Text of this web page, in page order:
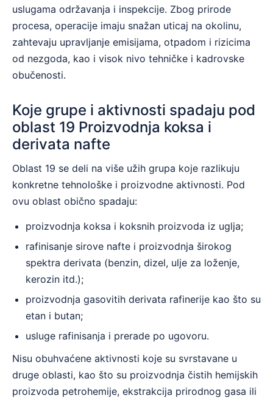
uslugama održavanja i inspekcije. Zbog prirode
procesa, operacije imaju snažan uticaj na okolinu,
zahtevaju upravljanje emisijama, otpadom i rizicima
od nezgoda, kao i visok nivo tehničke i kadrovske
obučenosti.
Koje grupe i aktivnosti spadaju pod
oblast 19 Proizvodnja koksa i
derivata nafte
Oblast 19 se deli na više užih grupa koje razlikuju
konkretne tehnološke i proizvodne aktivnosti. Pod
ovu oblast obično spadaju:
proizvodnja koksa i koksnih proizvoda iz uglja;
rafinisanje sirove nafte i proizvodnja širokog
spektra derivata (benzin, dizel, ulje za loženje,
kerozin itd.);
proizvodnja gasovitih derivata rafinerije kao što su
etan i butan;
usluge rafinisanja i prerade po ugovoru.
Nisu obuhvaćene aktivnosti koje su svrstavane u
druge oblasti, kao što su proizvodnja čistih hemijskih
proizvoda petrohemije, ekstrakcija prirodnog gasa ili